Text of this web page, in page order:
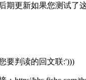
期更新如果您测试了
要判读的回文联:')))